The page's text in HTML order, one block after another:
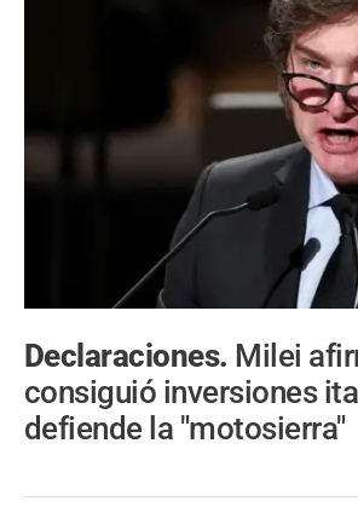
Declaraciones. Milei
consiguió inversiones
defiende la "motosierra"